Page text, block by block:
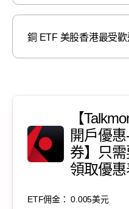
銅 ETF 美股香港最受歡
【
開戶優
券】只需
領取優
ETF佣金： 0.005美元